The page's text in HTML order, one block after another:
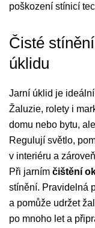
poškození stínicí
Čisté
úklidu
Jarní úklid je
Žaluzie, rolety i
domu nebo bytu,
Regulují světlo,
v interiéru a
Při jarním čištění
stínění. Pravidelná
a pomůže udržet
po mnoho let a